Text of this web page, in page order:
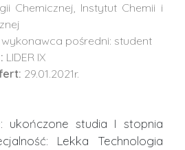
Chemicznej, Instytut Chemii i
wykonawca pośredni: student
LIDER IX
29.01.2021r.
ukończone studia I stopnia
Lekka Technologia